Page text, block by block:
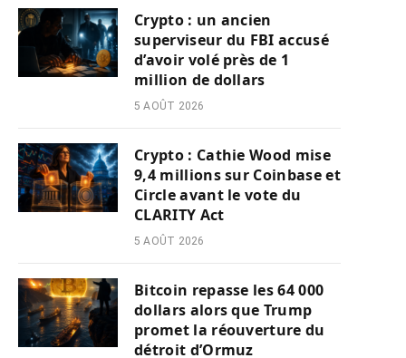
Crypto : un ancien
superviseur du FBI accusé
d’avoir volé près de 1
million de dollars
5 AOÛT 2026
Crypto : Cathie Wood mise
9,4 millions sur Coinbase et
Circle avant le vote du
CLARITY Act
5 AOÛT 2026
Bitcoin repasse les 64 000
dollars alors que Trump
promet la réouverture du
détroit d’Ormuz